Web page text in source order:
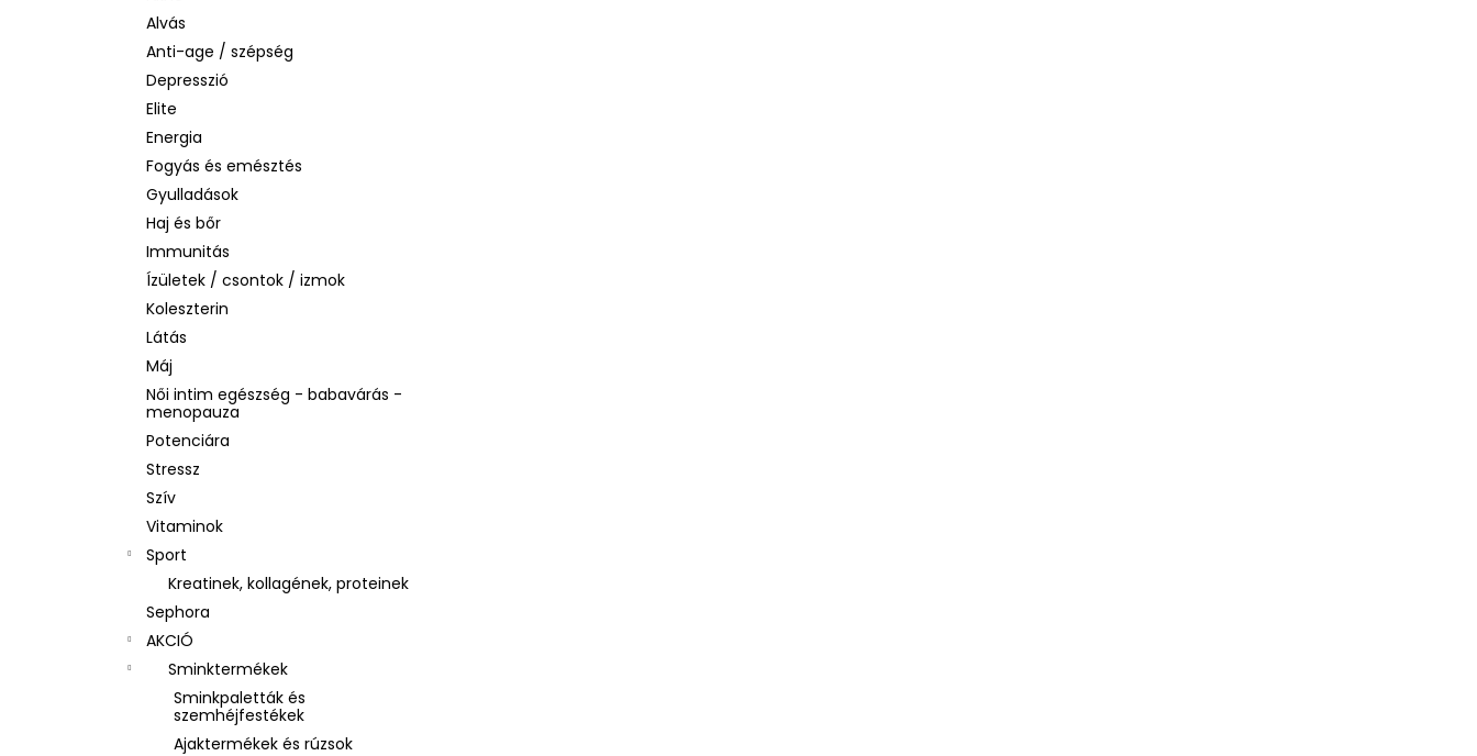
Alvás
Anti-age / szépség
Depresszió
Elite
Energia
Fogyás és emésztés
Gyulladások
Haj és bőr
Immunitás
Ízületek / csontok / izmok
Koleszterin
Látás
Máj
Női intim egészség - babavárás -
menopauza
Potenciára
Stressz
Szív
Vitaminok
Sport
Kreatinek, kollagének, proteinek
Sephora
AKCIÓ
Sminktermékek
Sminkpaletták és
szemhéjfestékek
Ajaktermékek és rúzsok
SOL DE JANEIRO RIO RADIANCE BODY
LOTION – SPF 50 TESTÁPOLÓ, 200 ML
2 930 Ft
Korábbi: 14 990 Ft